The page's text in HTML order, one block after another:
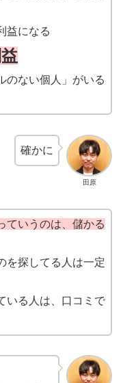
益になる
のない個人」がいる
田原
確かに
ていうのは、儲かる
を探してる人は一定
いる人は、口コミで